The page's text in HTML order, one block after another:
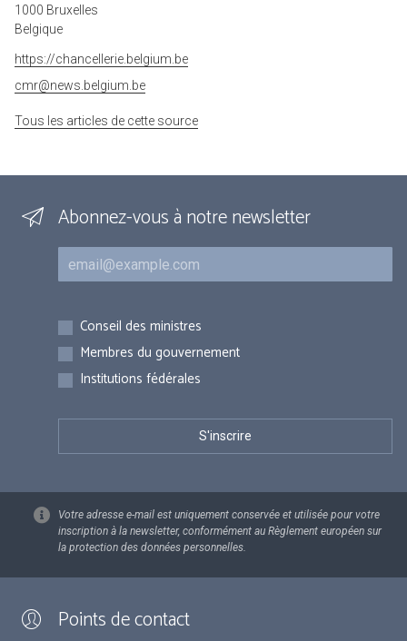
1000 Bruxelles
Belgique
https://chancellerie.belgium.be
cmr@news.belgium.be
Tous les articles de cette source
Abonnez-vous à notre newsletter
Courriel
Inscriptions
Conseil des ministres
Membres du gouvernement
Institutions fédérales
Votre adresse e-mail est uniquement conservée et utilisée pour votre
inscription à la newsletter, conformément au Règlement européen sur
la protection des données personnelles.
Points de contact